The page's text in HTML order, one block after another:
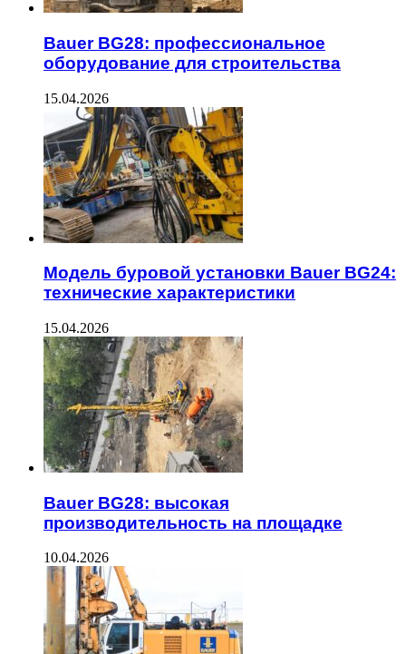
Bauer BG28: профессиональное
оборудование для строительства
15.04.2026
Модель буровой установки Bauer BG24:
технические характеристики
15.04.2026
Bauer BG28: высокая
производительность на площадке
10.04.2026